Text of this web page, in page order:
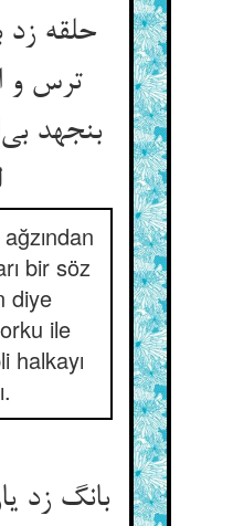
حلقه زد
ترس و
بنجهد
لب‌‌
bir söz
diye
ile
halkayı
بانگ زد